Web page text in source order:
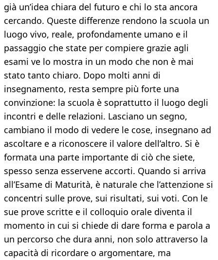
già un’idea chiara del futuro e chi lo sta ancora
cercando. Queste differenze rendono la scuola un
luogo vivo, reale, profondamente umano e il
passaggio che state per compiere grazie agli
esami ve lo mostra in un modo che non è mai
stato tanto chiaro. Dopo molti anni di
insegnamento, resta sempre più forte una
convinzione: la scuola è soprattutto il luogo degli
incontri e delle relazioni. Lasciano un segno,
cambiano il modo di vedere le cose, insegnano ad
ascoltare e a riconoscere il valore dell’altro. Si è
formata una parte importante di ciò che siete,
spesso senza esservene accorti. Quando si arriva
all’Esame di Maturità, è naturale che l’attenzione si
concentri sulle prove, sui risultati, sui voti. Con le
sue prove scritte e il colloquio orale diventa il
momento in cui si chiede di dare forma e parola a
un percorso che dura anni, non solo attraverso la
capacità di ricordare o argomentare, ma